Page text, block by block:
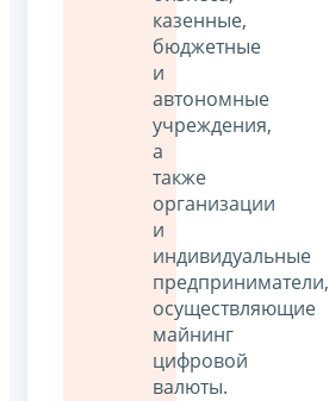
казенные,
бюджетные
и
автономные
учреждения,
а
также
организации
и
индивидуальные
предприниматели,
осуществляющие
майнинг
цифровой
валюты.